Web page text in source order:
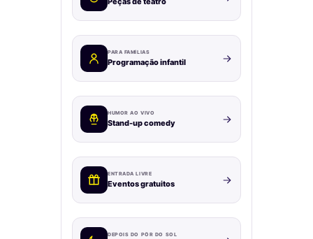
PARA FAMÍLIAS
Programação infantil
HUMOR AO VIVO
Stand-up comedy
ENTRADA LIVRE
Eventos gratuitos
DEPOIS DO PÔR DO SOL